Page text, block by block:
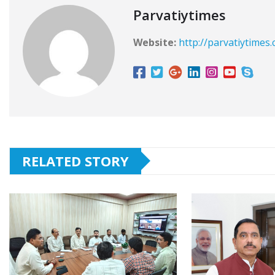
Parvatiytimes
Website: http://
RELATED STORY